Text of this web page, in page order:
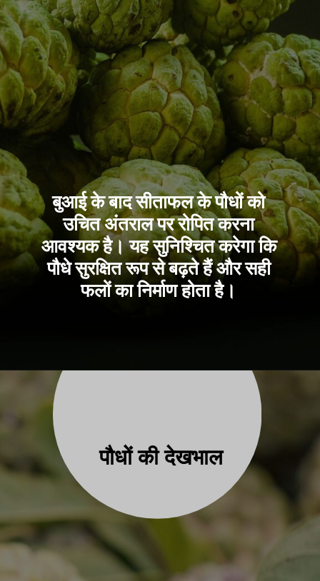
बुआई के बाद सीताफल के पौधों को
उचित अंतराल पर रोपित करना
आवश्यक है। यह सुनिश्चित करेगा कि
पौधे सुरक्षित रूप से बढ़ते हैं और सही
फलों का निर्माण होता है।
पौधों की देखभाल